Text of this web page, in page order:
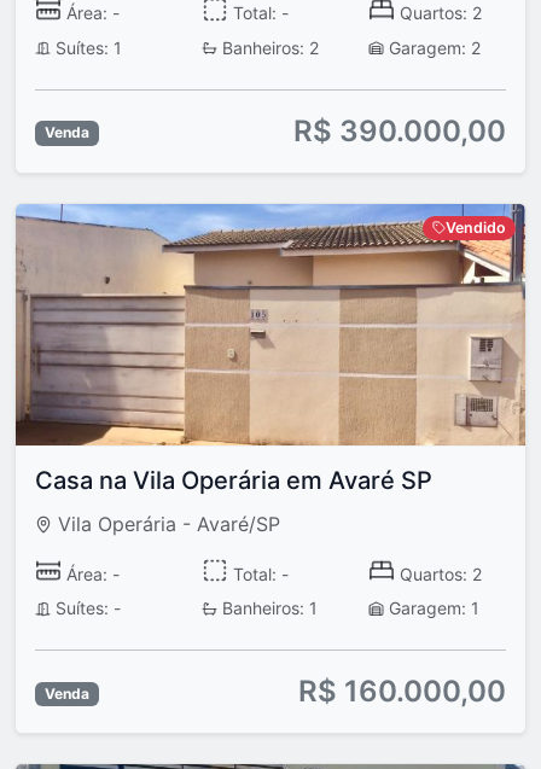
Área: - Total: -
Quartos: 2
Suítes: 1
Banheiros: 2 Garagem: 2
Venda R$ 390.000,00
Vendido
Casa na Vila Operária em Avaré SP
Vila Operária - Avaré/SP
Área: - Total: -
Quartos: 2
Suítes: -
Banheiros: 1 Garagem: 1
Venda R$ 160.000,00